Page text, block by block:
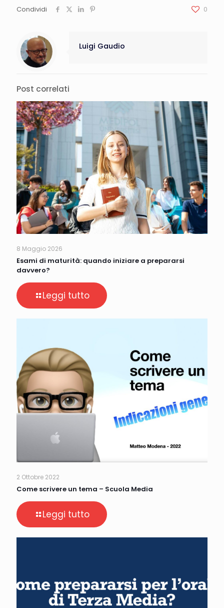
Condividi 0
Luigi Gaudio
Post correlati
8 Maggio 2026
Esami di maturità: quando iniziare a prepararsi
davvero?
Leggi tutto
2 Ottobre 2022
Come scrivere un tema – Scuola Media
Leggi tutto